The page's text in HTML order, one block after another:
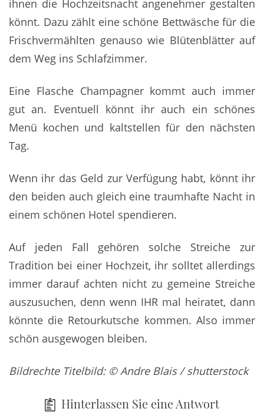
ihnen die Hochzeitsnacht angenehmer gestalten
könnt. Dazu zählt eine schöne Bettwäsche für die
Frischvermählten genauso wie Blütenblätter auf
dem Weg ins Schlafzimmer.
Eine Flasche Champagner kommt auch immer
gut an. Eventuell könnt ihr auch ein schönes
Menü kochen und kaltstellen für den nächsten
Tag.
Wenn ihr das Geld zur Verfügung habt, könnt ihr
den beiden auch gleich eine traumhafte Nacht in
einem schönen Hotel spendieren.
Auf jeden Fall gehören solche Streiche zur
Tradition bei einer Hochzeit, ihr solltet allerdings
immer darauf achten nicht zu gemeine Streiche
auszusuchen, denn wenn IHR mal heiratet, dann
könnte die Retourkutsche kommen. Also immer
schön ausgewogen bleiben.
Bildrechte Titelbild: © Andre Blais / shutterstock
Hinterlassen Sie eine Antwort